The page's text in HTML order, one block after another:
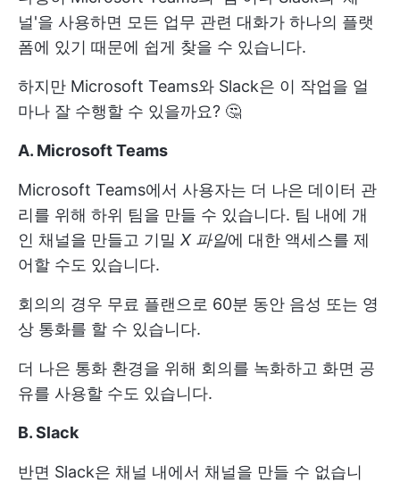
널'을 사용하면 모든 업무 관련 대화가 하나의 플랫
폼에 있기 때문에 쉽게 찾을 수 있습니다.
하지만 Microsoft Teams와 Slack은 이 작업을 얼
마나 잘 수행할 수 있을까요? 🤔
A. Microsoft Teams
Microsoft Teams에서 사용자는 더 나은 데이터 관
리를 위해 하위 팀을 만들 수 있습니다. 팀 내에 개
인 채널을 만들고 기밀 X 파일에 대한 액세스를 제
어할 수도 있습니다.
회의의 경우 무료 플랜으로 60분 동안 음성 또는 영
상 통화를 할 수 있습니다.
더 나은 통화 환경을 위해 회의를 녹화하고 화면 공
유를 사용할 수도 있습니다.
B. Slack
반면 Slack은 채널 내에서 채널을 만들 수 없습니